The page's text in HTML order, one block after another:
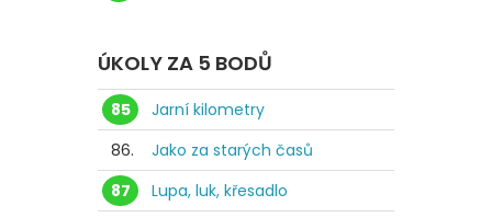
ÚKOLY ZA 5 BODŮ
85
Jarní kilometry
86.
Jako za starých časů
87
Lupa, luk, křesadlo